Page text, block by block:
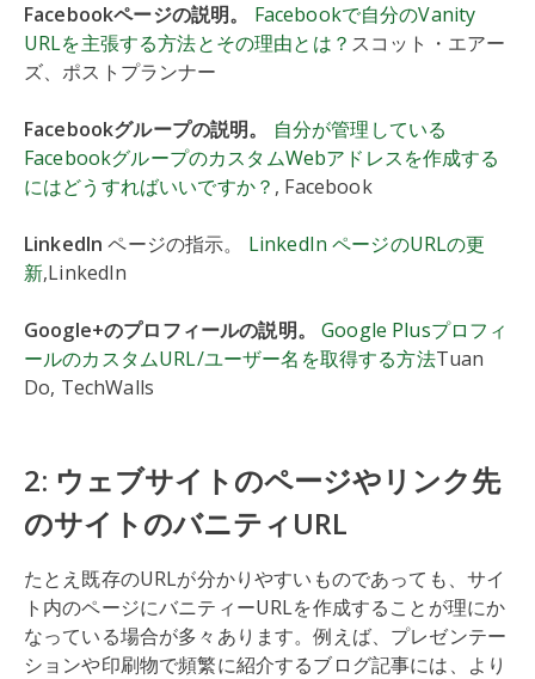
Facebookページの説明。 Facebookで自分のVanity
URLを主張する方法とその理由とは？ スコット・エアー
ズ、ポストプランナー
Facebookグループの説明。
自分が管理している
FacebookグループのカスタムWebアドレスを作成する
にはどうすればいいですか？ , Facebook
LinkedInページの指示。 LinkedIn ページのURLの更
新,LinkedIn
Google+のプロフィールの説明。Google Plusプロフィ
ールのカスタムURL/ユーザー名を取得する方法Tuan
Do, TechWalls
2: ウェブサイトのページやリンク先
のサイトのバニティURL
たとえ既存のURLが分かりやすいものであっても、サイ
ト内のページにバニティーURLを作成することが理にか
なっている場合が多々あります。例えば、プレゼンテー
ションや印刷物で頻繁に紹介するブログ記事には、より